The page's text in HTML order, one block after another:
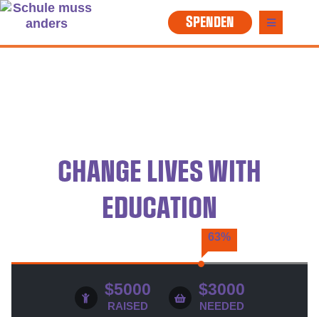
SPENDEN
CHANGE LIVES WITH
EDUCATION
63%
$5000
RAISED
$3000
NEEDED